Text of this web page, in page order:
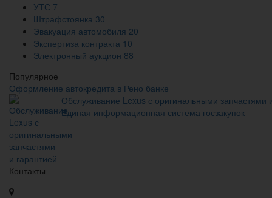
УТС 7
Штрафстоянка 30
Эвакуация автомобиля 20
Экспертиза контракта 10
Электронный аукцион 88
Популярное
Оформление автокредита в Рено банке
Обслуживание Lexus с оригинальными запчастями
Единая информационная система госзакупок
Контакты